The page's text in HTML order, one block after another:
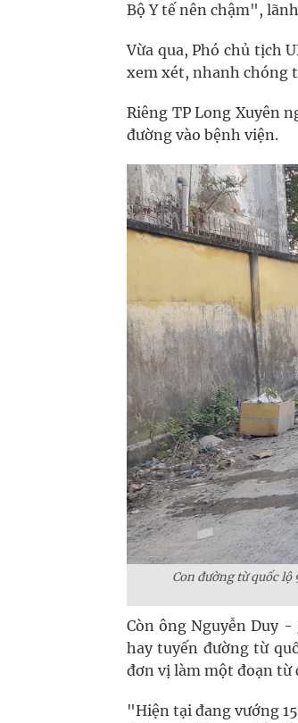
Bộ Y tế nên chậm",
Vừa qua, Phó chủ tịch
xem xét, nhanh chóng
Riêng TP Long Xuyên
đường vào bệnh viện.
Con đường từ quốc lộ
Còn ông Nguyễn Duy
hay tuyến đường từ
đơn vị làm một đoạn từ
"Hiện tại đang vướng